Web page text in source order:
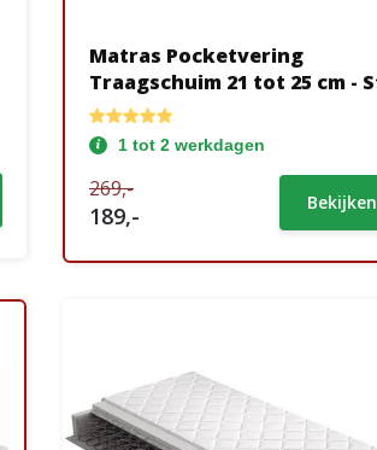
Matras Pocketvering
Traagschuim 21 tot 25 cm - Stel
zelf samen
1 tot 2 werkdagen
269,-
189,- Bekijken